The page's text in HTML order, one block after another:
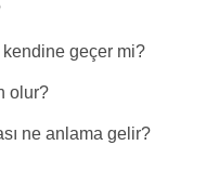
geçer mi?
olur?
ne anlama gelir?